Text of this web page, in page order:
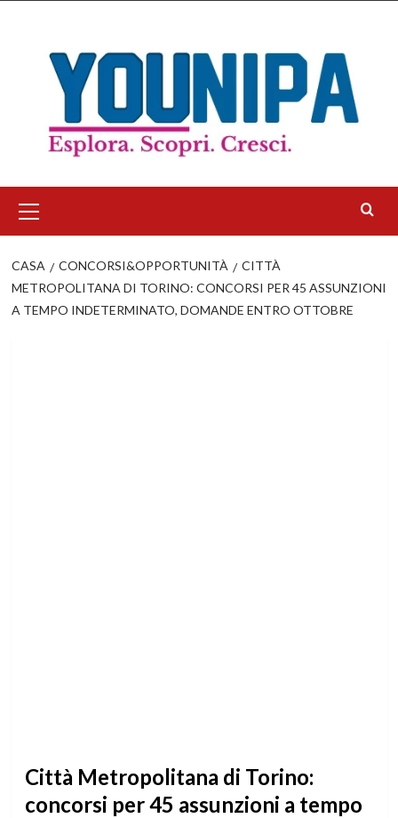
contenuto
principale
CASA CONCORSI&OPPORTUNITÀ
CITTÀ
METROPOLITANA DI TORINO: CONCORSI PER 45 ASSUNZIONI
A TEMPO INDETERMINATO, DOMANDE ENTRO OTTOBRE
Città Metropolitana di Torino:
concorsi per 45 assunzioni a tempo